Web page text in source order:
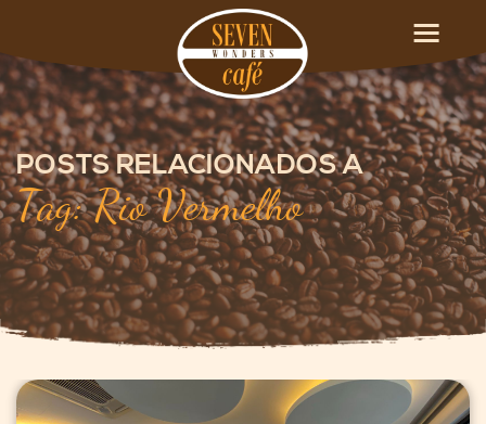
POSTS RELACIONADOS A
Tag: Rio Vermelho